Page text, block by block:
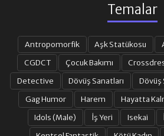
24.
25. BÖLÜM 26.
27. BÖLÜM 28.
Temalar
Antropomorfik Aşk Statükosu
CGDCT
Çocuk Bakımı
Detective
Dövüş Sanatları Dövüş
Gag Humor
Harem Hayatta
Idols (Male)
İş Yeri Isekai